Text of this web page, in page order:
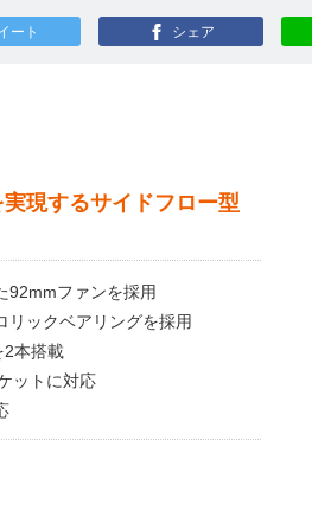
ート シェア
現するサイドフロー型
92mmファンを採用
リックベアリングを採用
2本搭載
ットに対応